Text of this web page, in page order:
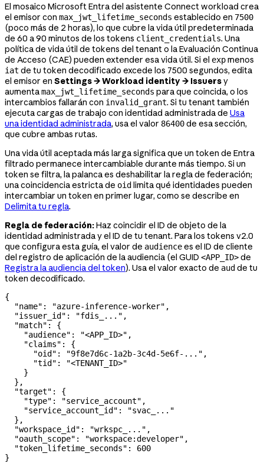
El mosaico Microsoft Entra del asistente Connect workload crea
el emisor con max_jwt_lifetime_seconds establecido en 7500
(poco más de 2 horas), lo que cubre la vida útil predeterminada
de 60 a 90 minutos de los tokens client_credentials. Una
política de vida útil de tokens del tenant o la Evaluación Continua
de Acceso (CAE) pueden extender esa vida útil. Si el expmenos
iat de tu token decodificado excede los 7500 segundos, edita
el emisor en Settings → Workload identity → Issuersy
aumentamax_jwt_lifetime_seconds para que coincida, o los
intercambios fallarán con invalid_grant. Si tu tenant también
ejecuta cargas de trabajo con identidad administrada de Usa
una identidad administrada, usa el valor 86400de esa sección,
que cubre ambas rutas.
Una vida útil aceptada más larga significa que un token de Entra
filtrado permanece intercambiable durante más tiempo. Si un
token se filtra, la palanca es deshabilitar la regla de federación;
una coincidencia estricta de oid limita qué identidades pueden
intercambiar un token en primer lugar, como se describe en
Delimita tu regla.
Regla de federación:Haz coincidir el ID de objeto de la
identidad administrada y el ID de tu tenant. Para los tokens v2.0
que configura esta guía, el valor de audiencees el ID de cliente
del registro de aplicación de la audiencia (el GUID <APP_ID>de
Registra la audiencia del token). Usa el valor exacto de aud de tu
token decodificado.
{
  "name"
: "azure-inference-worker" ,
  "issuer_id"
: "fdis_..." ,
  "match"
: {
    "audience"
: "<APP_ID>" ,
    "claims"
: {
      "oid"
: "9f8e7d6c-1a2b-3c4d-5e6f-..." ,
      "tid"
:
"<TENANT_ID>"
    }
  },
  "target"
: {
    "type"
: "service_account" ,
    "service_account_id"
:
"svac_..."
  },
  "workspace_id"
: "wrkspc_..." ,
  "oauth_scope"
: "workspace:developer" ,
  "token_lifetime_seconds"
: 600
}